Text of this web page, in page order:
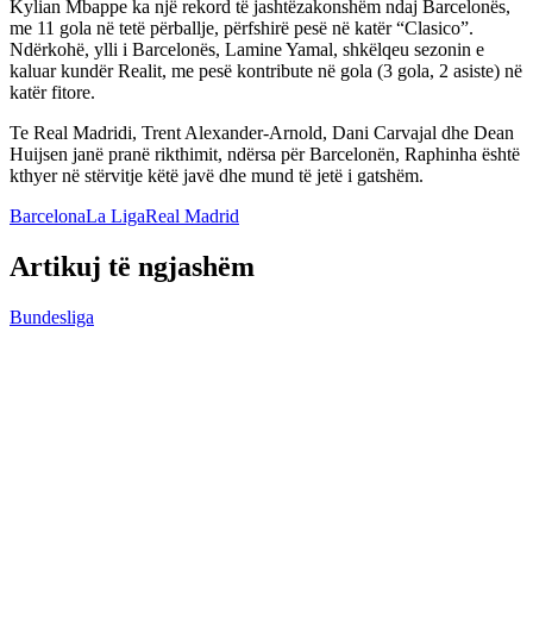
Kylian Mbappe ka një rekord të jashtëzakonshëm ndaj Barcelonës,
me 11 gola në tetë përballje, përfshirë pesë në katër “Clasico”.
Ndërkohë, ylli i Barcelonës, Lamine Yamal, shkëlqeu sezonin e
kaluar kundër Realit, me pesë kontribute në gola (3 gola, 2 asiste) në
katër fitore.
Te Real Madridi, Trent Alexander-Arnold, Dani Carvajal dhe Dean
Huijsen janë pranë rikthimit, ndërsa për Barcelonën, Raphinha është
kthyer në stërvitje këtë javë dhe mund të jetë i gatshëm.
BarcelonaLa LigaReal Madrid
Artikuj të ngjashëm
Bundesliga